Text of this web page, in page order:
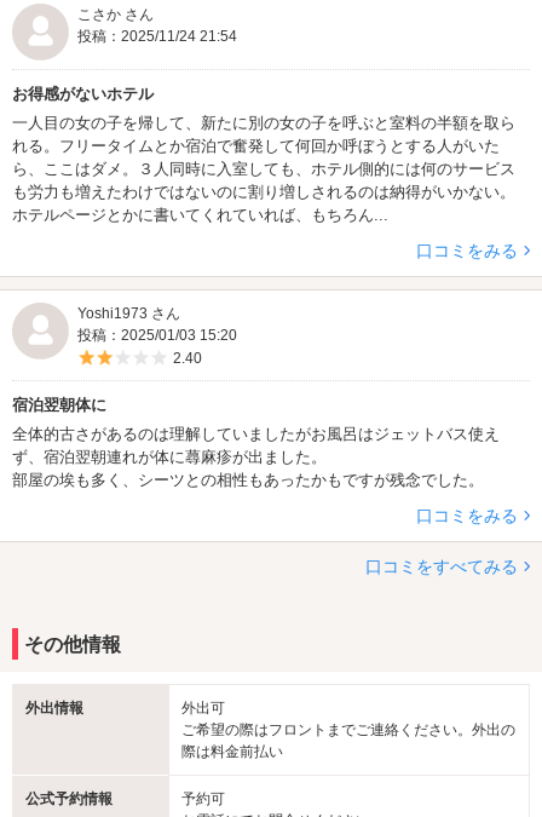
★春限定レンタルコスプレ★
春限定のレンタルコスプレが開始！
春らしい制服など多数取り揃えております♪
是非ご利用下さい☆彡
★期間限定 桜の入浴剤★
春限定桜の入浴剤が3/1より配布スタート！
伝統のある桜の香りに包まれてゆったりとバスタイムをご堪能下さ
い♪
春の期間限定 桜の香りのレンタルシャンプーが入荷♪
『PANTENE』『LUX BATH GROW』の2種類を取り揃えておりま
す！
ふわりと香るSAKURAの香りで髪も春気分♪
★ホワイトデープレゼント★
3/14(金)にご来店のお客様へフェイスパックをプレゼント！
ホワイトデーも安心の通常料金にて営業致します♪
ご来店お待ちしております☆彡
★数量限定 バレンタインプレゼント★
2/13(木).14(金)にご来店のお客様へチョコレートのプチギフトをプ
ご来店お待ちしております☆彡
★冬季限定チューハイ・サワー150円フェア第2弾スタート★
期間限定のものから定番のものまで揃えてあります☆彡
季節のフルーティーなフレーバーをお得な価格で是非ご堪能下さい♪
★2025 NEWレンタルグッズ★
こさか さん
投稿：2025/11/24 21:54
お得感がないホテル
一人目の女の子を帰して、新たに別の女の子を呼ぶと室料の半額を取ら
れる。フリータイムとか宿泊で奮発して何回か呼ぼうとする人がいた
ら、ここはダメ。３人同時に入室しても、ホテル側的には何のサービス
も労力も増えたわけではないのに割り増しされるのは納得がいかない。
ホテルページとかに書いてくれていれば、もちろん...
口コミをみる
Yoshi1973 さん
投稿：2025/01/03 15:20
5つ星のうち2
2.40
宿泊翌朝体に
全体的古さがあるのは理解していましたがお風呂はジェットバス使え
ず、宿泊翌朝連れが体に蕁麻疹が出ました。
部屋の埃も多く、シーツとの相性もあったかもですが残念でした。
口コミをみる
口コミをすべてみる
その他情報
外出情報
外出可
ご希望の際はフロントまでご連絡ください。外出の
際は料金前払い
公式予約情報
予約可